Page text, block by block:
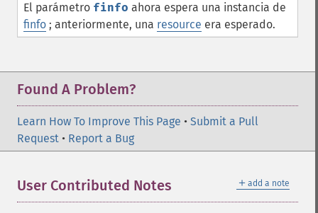
El parámetro finfo ahora espera una instancia de
finfo ; anteriormente, una resource era esperado.
Found A Problem?
Learn How To Improve This Page • Submit a Pull
Request • Report a Bug
＋ add a note
User Contributed Notes